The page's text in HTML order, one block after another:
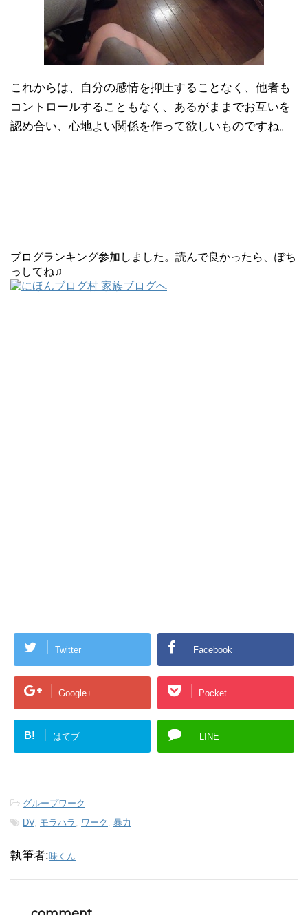
これからは、自分の感情を抑圧することなく、他者も
コントロールすることもなく、あるがままでお互いを
認め合い、心地よい関係を作って欲しいものですね。
ブログランキング参加しました。読んで良かったら、ぽち
っしてね♫
Twitter Facebook
Google+ Pocket
B! はてブ LINE
-グループワーク
-DV, モラハラ , ワーク , 暴力
執筆者:味くん